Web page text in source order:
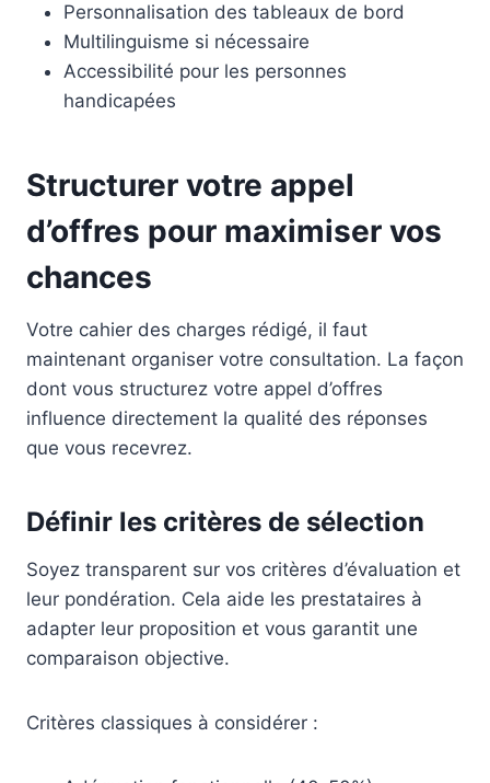
Personnalisation des tableaux de bord
Multilinguisme si nécessaire
Accessibilité pour les personnes
handicapées
Structurer votre appel
d’offres pour maximiser vos
chances
Votre cahier des charges rédigé, il faut
maintenant organiser votre consultation. La façon
dont vous structurez votre appel d’offres
influence directement la qualité des réponses
que vous recevrez.
Définir les critères de sélection
Soyez transparent sur vos critères d’évaluation et
leur pondération. Cela aide les prestataires à
adapter leur proposition et vous garantit une
comparaison objective.
Critères classiques à considérer :